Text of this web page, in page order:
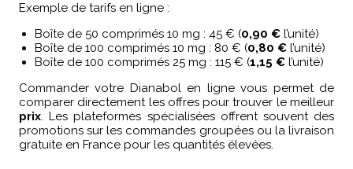
Exemple de tarifs en ligne :
Boîte de 50 comprimés 10 mg : 45 € (0,90 € l’unité)
Boîte de 100 comprimés 10 mg : 80 € (0,80 € l’unité)
Boîte de 100 comprimés 25 mg : 115 € (1,15 € l’unité)
Commander votre Dianabol en ligne vous permet de
comparer directement les offres pour trouver le meilleur
prix. Les plateformes spécialisées offrent souvent des
promotions sur les commandes groupées ou la livraison
gratuite en France pour les quantités élevées.